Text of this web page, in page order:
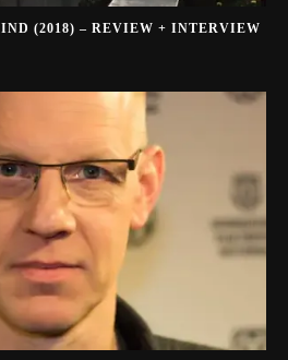
(2018) – REVIEW + INTERVIEW